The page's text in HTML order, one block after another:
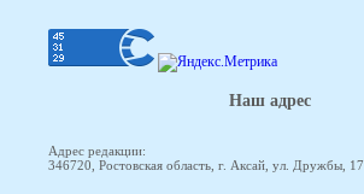
Наш адрес
Адрес редакции:
346720, Ростовская область, г. Аксай, ул. Дружбы, 17